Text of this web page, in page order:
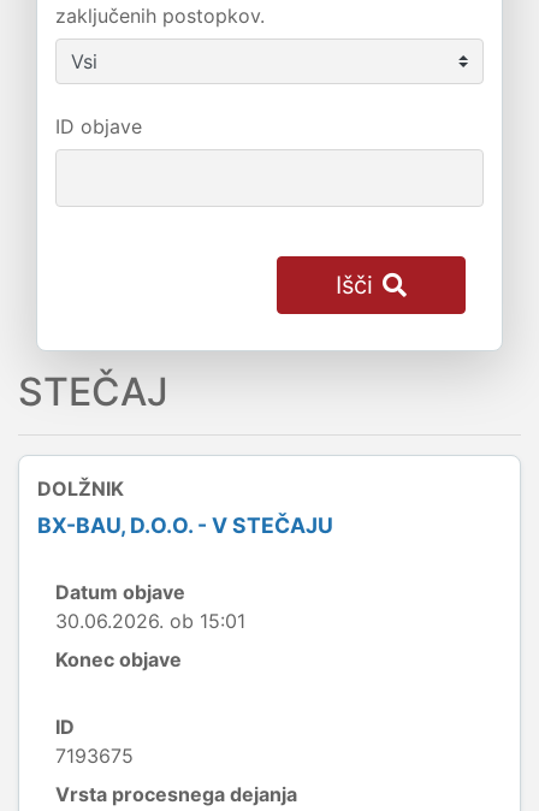
zaključenih postopkov.
ID objave
Išči
STEČAJ
DOLŽNIK
BX-BAU, D.O.O. - V STEČAJU
Datum objave
30.06.2026. ob 15:01
Konec objave
ID
7193675
Vrsta procesnega dejanja